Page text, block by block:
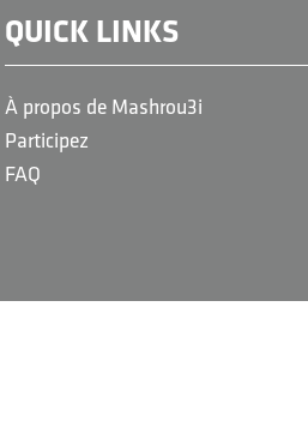
QUICK LINKS
À propos de Mashrou3i
Participez
FAQ